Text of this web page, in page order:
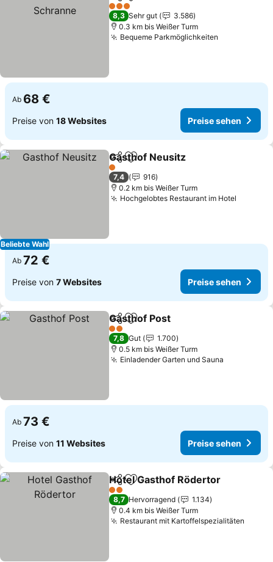
3 Sterne
8,3 Sehr gut
3.586
0.3 km bis Weißer Turm
Bequeme Parkmöglichkeiten
Ab 68 €
Preise von 18 Websites Preise sehen
Beliebte Wahl
TeilenZu Favoriten hinzufügen
Gasthof Neusitz
1 Sterne
7,4
916
0.2 km bis Weißer Turm
Hochgelobtes Restaurant im Hotel
Ab 72 €
Preise von 7 Websites Preise sehen
TeilenZu Favoriten hinzufügen
Gasthof Post
2 Sterne
7,8 Gut
1.700
0.5 km bis Weißer Turm
Einladender Garten und Sauna
Ab 73 €
Preise von 11 Websites Preise sehen
TeilenZu Favoriten hinzufügen
Hotel Gasthof Rödertor
2 Sterne
8,7 Hervorragend
1.134
0.4 km bis Weißer Turm
Restaurant mit Kartoffelspezialitäten